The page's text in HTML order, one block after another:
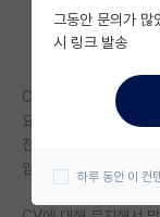
미국 유학 게시
미국 대학원
대학원생 모집
연구실(PI) 홍
CV에 정말.. 아무 스펙
요..?
전공 수업중에서 실험
입생인데 전적대와 전
그동안 문의가 많
시 링크 발송
하루 동안 이 컨